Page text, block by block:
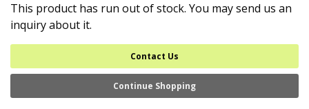
This product has run out of stock. You may send us an
inquiry about it.
Contact Us
Continue Shopping